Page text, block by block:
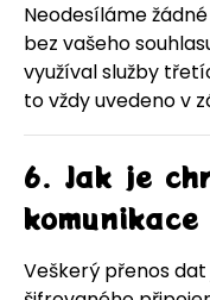
Neodesíláme
bez vašeho
využíval služby
to vždy uvedeno v
6. Jak je
komunikace
Veškerý přenos